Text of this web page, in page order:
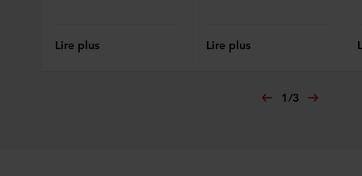
Lire plus Lire plus
1/3